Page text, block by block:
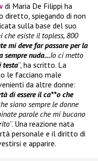
di Maria De Filippi ha
spiegando di non
sulla base del suo
esiste il topless, 800
mi deve far passare per la
sempre nuda…Io ci metto
testa”, ha scritto. La
le facciano male
da altre donne:
di essere il ca**o che
siano sempre le donne
parole che mi bucano
”. Una reazione nata
personale e il diritto di
e apparire.